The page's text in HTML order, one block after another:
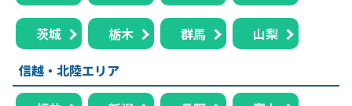
茨城 栃木 群馬
山梨
信越・北陸エリア